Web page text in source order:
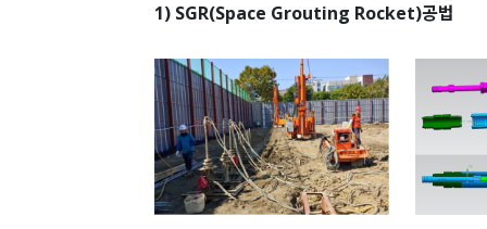
1) SGR(Space Grouting Rocket)공법